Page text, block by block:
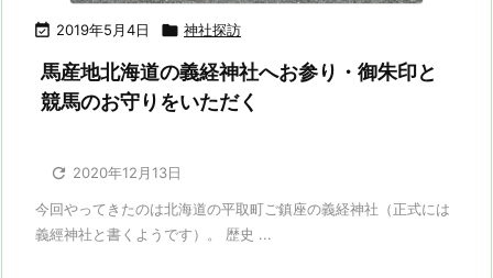
 2019年5月4日  神社探訪
馬産地北海道の義経神社へお参り・御朱印と
競馬のお守りをいただく
 2020年12月13日
今回やってきたのは北海道の平取町ご鎮座の義経神社（正式には
義經神社と書くようです）。 歴史 ...